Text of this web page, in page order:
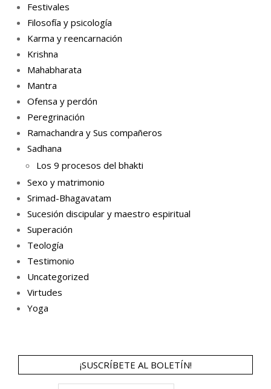
Festivales
Filosofía y psicología
Karma y reencarnación
Krishna
Mahabharata
Mantra
Ofensa y perdón
Peregrinación
Ramachandra y Sus compañeros
Sadhana
Los 9 procesos del bhakti
Sexo y matrimonio
Srimad-Bhagavatam
Sucesión discipular y maestro espiritual
Superación
Teología
Testimonio
Uncategorized
Virtudes
Yoga
¡SUSCRÍBETE AL BOLETÍN!